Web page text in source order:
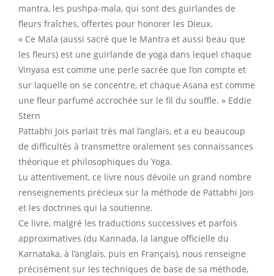
mantra, les pushpa-mala, qui sont des guirlandes de
fleurs fraîches, offertes pour honorer les Dieux.
« Ce Mala (aussi sacré que le Mantra et aussi beau que
les fleurs) est une guirlande de yoga dans lequel chaque
Vinyasa est comme une perle sacrée que l’on compte et
sur laquelle on se concentre, et chaque Asana est comme
une fleur parfumé accrochée sur le fil du souffle. » Eddie
Stern
Pattabhi Jois parlait très mal l’anglais, et a eu beaucoup
de difficultés à transmettre oralement ses connaissances
théorique et philosophiques du Yoga.
Lu attentivement, ce livre nous dévoile un grand nombre
renseignements précieux sur la méthode de Pattabhi Jois
et les doctrines qui la soutienne.
Ce livre, malgré les traductions successives et parfois
approximatives (du Kannada, la langue officielle du
Karnataka, à l’anglais, puis en Français), nous renseigne
précisément sur les techniques de base de sa méthode,